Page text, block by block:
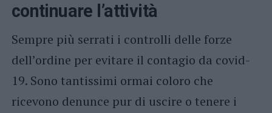
continuare l’attività
Sempre più serrati i controlli delle forze
dell’ordine per evitare il contagio da covid-
19. Sono tantissimi ormai coloro che
ricevono denunce pur di uscire o tenere i